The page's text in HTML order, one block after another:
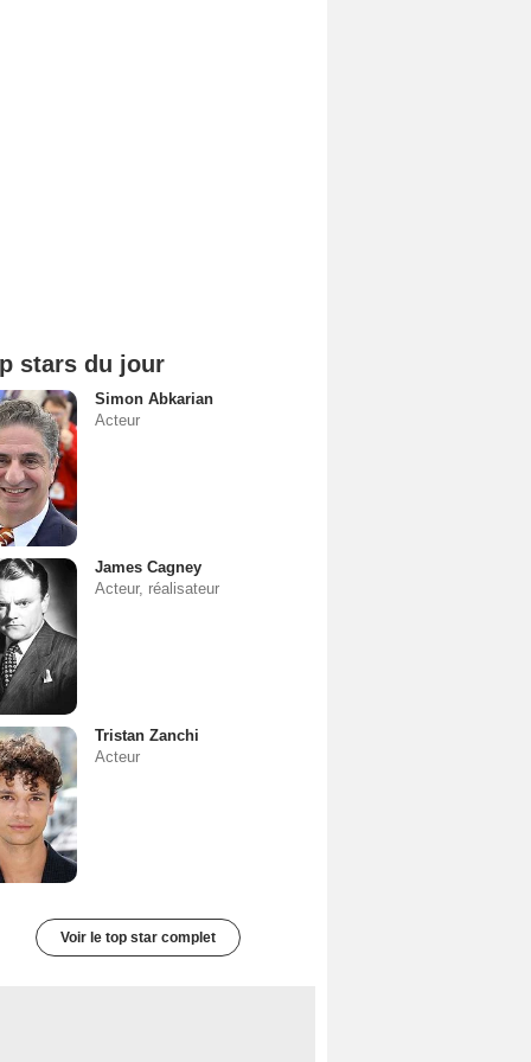
stars du jour
Simon Abkarian
Acteur
James Cagney
Acteur, réalisateur
Tristan Zanchi
Acteur
Voir le top star complet